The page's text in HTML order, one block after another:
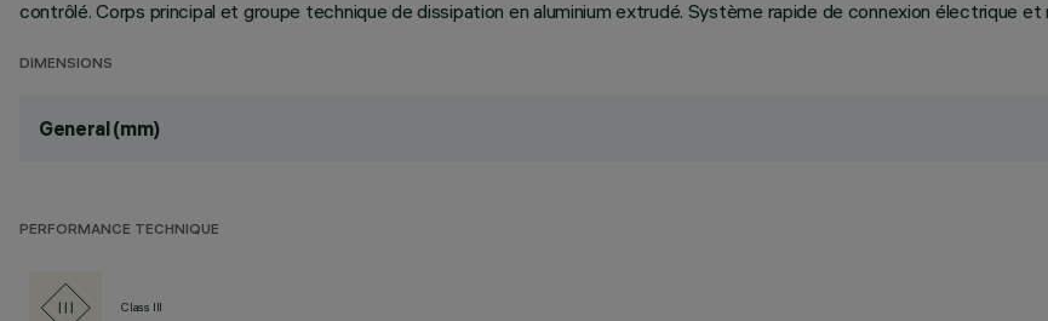
contrôlé. Corps principal et groupe technique de dissipation en aluminium extrudé. Système rapide de connexion électrique
DIMENSIONS
General (mm)
PERFORMANCE TECHNIQUE
Class III